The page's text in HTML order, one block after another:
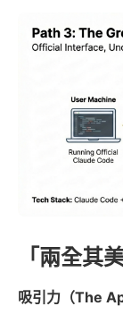
「兩全其
吸引力（The